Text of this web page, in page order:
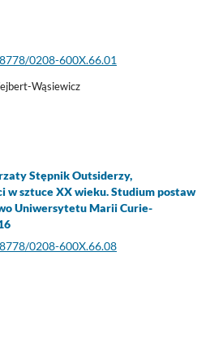
0208-600X.66.01
Wąsiewicz
Stępnik Outsiderzy,
w sztuce XX wieku. Studium postaw
Uniwersytetu Marii Curie-
0208-600X.66.08